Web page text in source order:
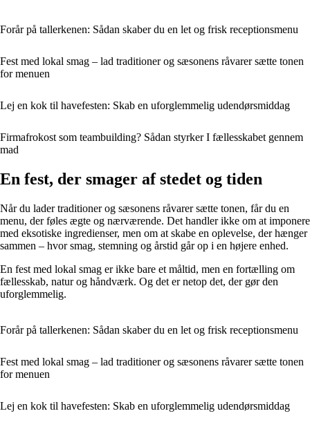
Forår på tallerkenen: Sådan skaber du en let og frisk receptionsmenu
Fest med lokal smag – lad traditioner og sæsonens råvarer sætte tonen
for menuen
Lej en kok til havefesten: Skab en uforglemmelig udendørsmiddag
Firmafrokost som teambuilding? Sådan styrker I fællesskabet gennem
mad
En fest, der smager af stedet og tiden
Når du lader traditioner og sæsonens råvarer sætte tonen, får du en
menu, der føles ægte og nærværende. Det handler ikke om at imponere
med eksotiske ingredienser, men om at skabe en oplevelse, der hænger
sammen – hvor smag, stemning og årstid går op i en højere enhed.
En fest med lokal smag er ikke bare et måltid, men en fortælling om
fællesskab, natur og håndværk. Og det er netop det, der gør den
uforglemmelig.
Forår på tallerkenen: Sådan skaber du en let og frisk receptionsmenu
Fest med lokal smag – lad traditioner og sæsonens råvarer sætte tonen
for menuen
Lej en kok til havefesten: Skab en uforglemmelig udendørsmiddag